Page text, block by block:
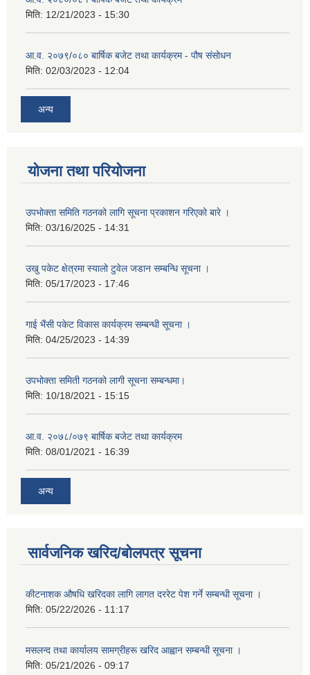
मिति: 12/21/2023 - 15:30
आ.व. २०७९/०८० बार्षिक बजेट तथा कार्यक्रम - पौष संसोधन
मिति: 02/03/2023 - 12:04
अन्य
योजना तथा परियोजना
उपभोक्ता समिति गठनको लागि सूचना प्रकाशन गरिएको बारे ।
मिति: 03/16/2025 - 14:31
उखु पकेट क्षेत्रमा स्यालो टुवेल जडान सम्बन्धि सूचना ।
मिति: 05/17/2023 - 17:46
गाई भैंसी पकेट विकास कार्यक्रम सम्बन्धी सूचना ।
मिति: 04/25/2023 - 14:39
उपभोक्ता समिती गठनको लागी सूचना सम्बन्धमा।
मिति: 10/18/2021 - 15:15
आ.व. २०७८/०७९ बार्षिक बजेट तथा कार्यक्रम
मिति: 08/01/2021 - 16:39
अन्य
सार्वजनिक खरिद/बोलपत्र सूचना
कीटनाशक औषधि खरिदका लागि लागत दररेट पेश गर्ने सम्बन्धी सूचना ।
मिति: 05/22/2026 - 11:17
मसलन्द तथा कार्यालय सामग्रीहरू खरिद आह्वान सम्बन्धी सूचना ।
मिति: 05/21/2026 - 09:17